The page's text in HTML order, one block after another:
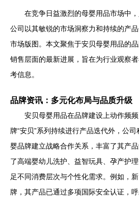
在竞争日益激烈的母婴用品市场中
公司以其敏锐的市场洞察力和持续的产
市场版图。本文聚焦于安贝母婴用品的
销售层面的最新进展，旨在为行业观察
考信息。
品牌资讯：多元化布局与品质升级
安贝母婴用品在品牌建设上动作频
牌“安贝”系列持续进行产品迭代外，公
婴品牌建立战略合作关系，丰富了其产
了高端婴幼儿洗护、益智玩具、孕产护
足不同消费层次与个性化需求。例如，
牌，其产品已通过多项国际安全认证，